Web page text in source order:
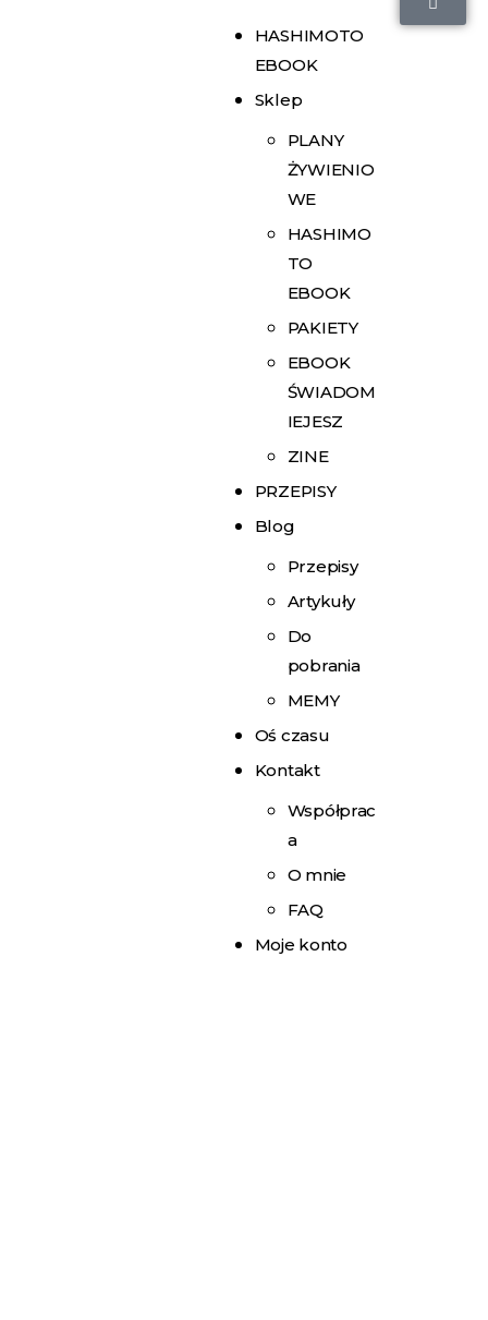
HASHIMOTO
EBOOK
Sklep
PLANY
ŻYWIENIO
WE
HASHIMO
TO
EBOOK
PAKIETY
EBOOK
ŚWIADOM
IEJESZ
ZINE
PRZEPISY
Blog
Przepisy
Artykuły
Do
pobrania
MEMY
Oś czasu
Kontakt
Współprac
a
O mnie
FAQ
Moje konto